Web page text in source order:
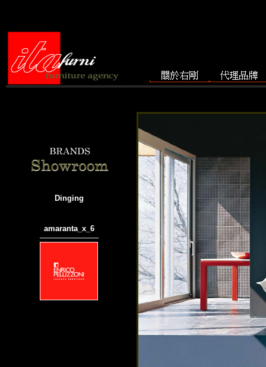
Dinging
amaranta_x_6
───────────